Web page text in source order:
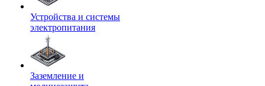
Устройства и системы
электропитания
Заземление и